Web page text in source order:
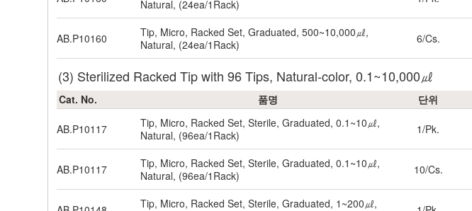
Natural, (24ea/1Rack)
AB.P10160
Tip, Micro, Racked Set, Graduated, 500~10,000㎕,
Natural, (24ea/1Rack)
6/Cs.
(3) Sterilized Racked Tip with 96 Tips, Natural-color, 0.1~10,000㎕
Cat. No. 품명 단위
AB.P10117
Tip, Micro, Racked Set, Sterile, Graduated, 0.1~10㎕,
Natural, (96ea/1Rack)
1/Pk.
AB.P10117
Tip, Micro, Racked Set, Sterile, Graduated, 0.1~10㎕,
Natural, (96ea/1Rack)
10/Cs.
Tip, Micro, Racked Set, Sterile, Graduated, 1~200㎕,